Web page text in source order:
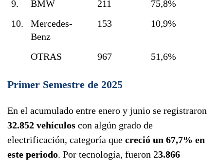
9. BMW 211
75,8%
10.
Mercedes-
Benz
153 10,9%
OTRAS 967 51,6%
Primer Semestre de 2025
En el acumulado entre enero y junio se registraron
32.852 vehículos con algún grado de
electrificación, categoría que creció un 67,7% en
este periodo. Por tecnología, fueron 23.866